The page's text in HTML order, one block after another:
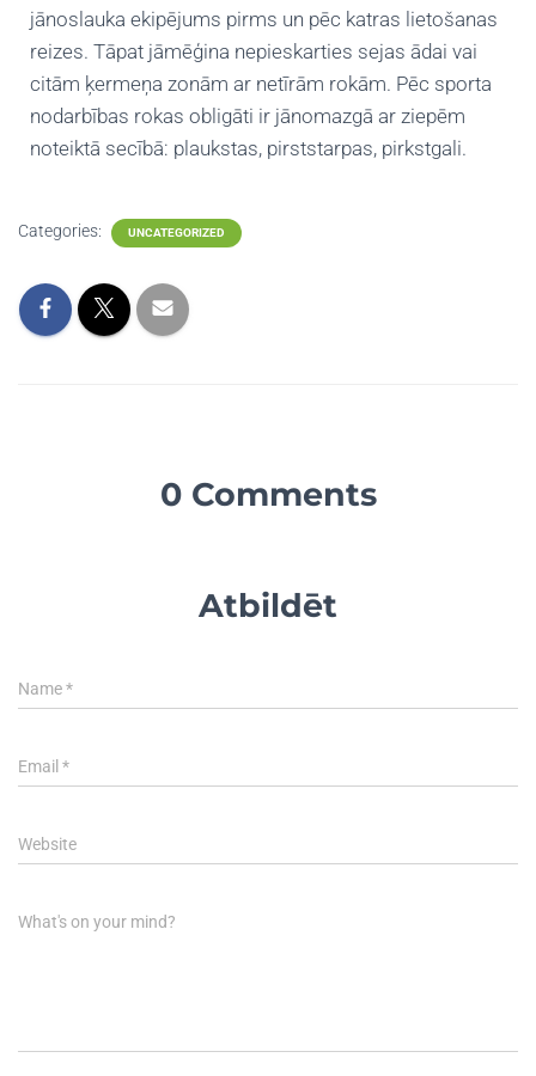
jānoslauka ekipējums pirms un pēc katras lietošanas
reizes. Tāpat jāmēģina nepieskarties sejas ādai vai
citām ķermeņa zonām ar netīrām rokām. Pēc sporta
nodarbības rokas obligāti ir jānomazgā ar ziepēm
noteiktā secībā: plaukstas, pirststarpas, pirkstgali.
Categories: UNCATEGORIZED
0 Comments
Atbildēt
Name*
Email *
Website
What's on your mind?